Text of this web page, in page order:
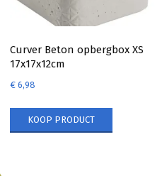
Curver Beton opbergbox XS
17x17x12cm
€6,98
KOOP PRODUCT